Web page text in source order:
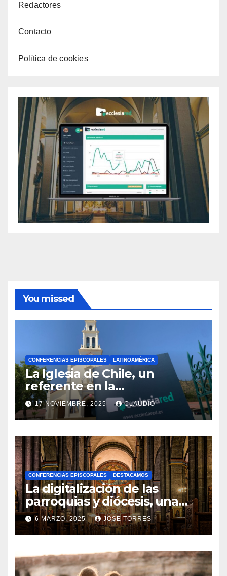
Redactores
Contacto
Política de cookies
You missed
CONFERENCIAS EPISCOPALES LATINOAMÉRICA
La Iglesia de Chile, un
referente en la
transformación digital
gracias a Ecclesiared
17 NOVIEMBRE, 2025 CLAUDIO
N
O
H
A
Y
C
O
M
N
T
CONFERENCIAS EPISCOPALES DESTACAMOS
La digitalización de las
parroquias y diócesis, una
realidad ya para el futuro de
la Iglesia
6 MARZO, 2025 JOSE TORRES
N
O
H